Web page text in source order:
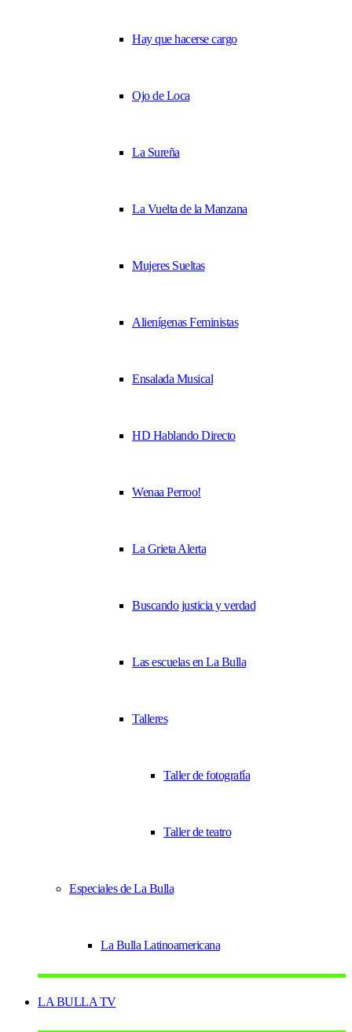
Hay que hacerse cargo
Ojo de Loca
La Sureña
La Vuelta de la Manzana
Mujeres Sueltas
Alienígenas Feministas
Ensalada Musical
HD Hablando Directo
Wenaa Perroo!
La Grieta Alerta
Buscando justicia y verdad
Las escuelas en La Bulla
Talleres
Taller de fotografía
Taller de teatro
Especiales de La Bulla
La Bulla Latinoamericana
LA BULLA TV